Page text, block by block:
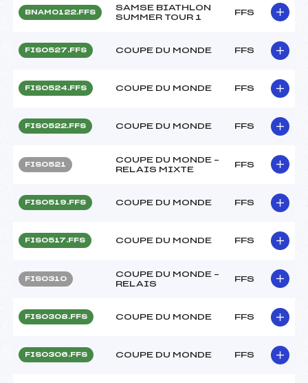
BNAM0122.FFS
SAMSE BIATHLON
SUMMER TOUR 1
FFS
FIS0527.FFS COUPE DU MONDE FFS
FIS0524.FFS COUPE DU MONDE FFS
FIS0522.FFS COUPE DU MONDE FFS
FIS0521
COUPE DU MONDE –
RELAIS MIXTE
FFS
FIS0519.FFS COUPE DU MONDE FFS
FIS0517.FFS COUPE DU MONDE FFS
FIS0310
COUPE DU MONDE –
RELAIS
FFS
FIS0308.FFS COUPE DU MONDE FFS
FIS0306.FFS COUPE DU MONDE FFS